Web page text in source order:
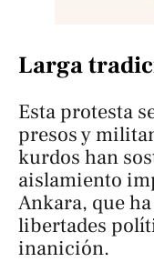
Larga
Esta protesta
presos y
kurdos han
aislamiento
Ankara, que
libertades
inanición.